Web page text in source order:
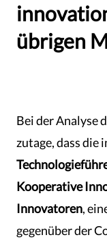
übrigen
Bei der Analyse
zutage, dass
Kooperative
Innovatoren,
gegenüber der